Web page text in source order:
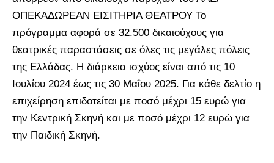
ΟΠΕΚΑΔΩΡΕΑΝ ΕΙΣΙΤΗΡΙΑ ΘΕΑΤΡΟΥ Το
πρόγραμμα αφορά σε 32.500 δικαιούχους για
θεατρικές παραστάσεις σε όλες τις μεγάλες πόλεις
της Ελλάδας. Η διάρκεια ισχύος είναι από τις 10
Ιουλίου 2024 έως τις 30 Μαΐου 2025. Για κάθε δελτίο η
επιχείρηση επιδοτείται με ποσό μέχρι 15 ευρώ για
την Κεντρική Σκηνή και με ποσό μέχρι 12 ευρώ για
την Παιδική Σκηνή.